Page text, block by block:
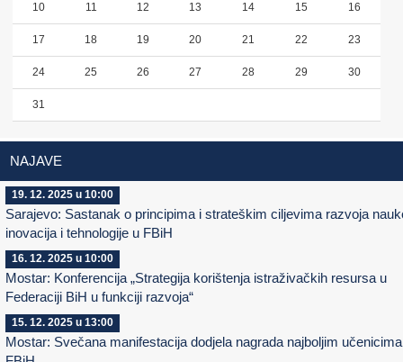
10 11 12 13 14 15 16
17 18 19 20 21 22 23
24 25 26 27 28 29 30
31
NAJAVE
19. 12. 2025 u 10:00
Sarajevo: Sastanak o principima i strateškim ciljevima razvoja
inovacija i tehnologije u FBiH
16. 12. 2025 u 10:00
Mostar: Konferencija „Strategija korištenja istraživačkih resursa u
Federaciji BiH u funkciji razvoja“
15. 12. 2025 u 13:00
Mostar: Svečana manifestacija dodjela nagrada najboljim